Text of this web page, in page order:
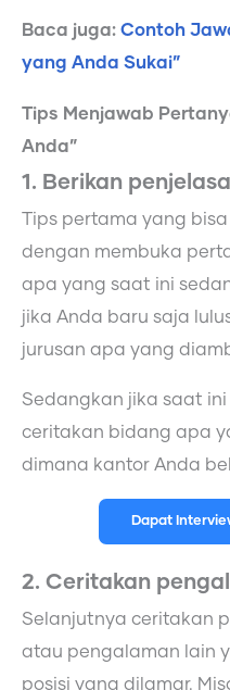
Baca juga: Contoh
yang Anda Sukai”
Tips Menjawab
Anda”
1. Berikan
Tips pertama yang
dengan membuka
apa yang saat ini
jika Anda baru saja
jurusan apa yang
Sedangkan jika saat
ceritakan bidang apa
dimana kantor Anda
Dapat
2. Ceritakan
Selanjutnya ceritakan
atau pengalaman lain
posisi yang dilamar.